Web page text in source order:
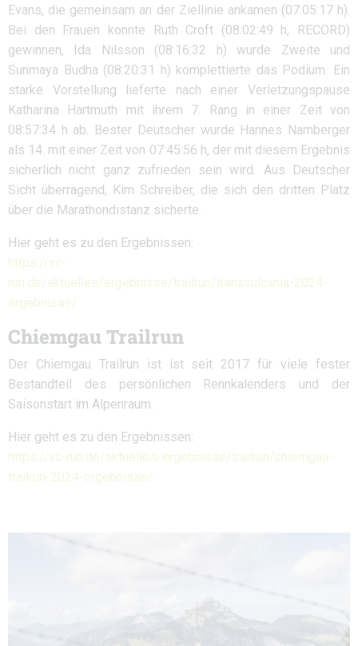
Evans, die gemeinsam an der Ziellinie ankamen (07:05:17 h).
Bei den Frauen konnte Ruth Croft (08:02:49 h, RECORD)
gewinnen, Ida Nilsson (08:16:32 h) wurde Zweite und
Sunmaya Budha (08:20:31 h) komplettierte das Podium. Ein
starke Vorstellung lieferte nach einer Verletzungspause
Katharina Hartmuth mit ihrem 7. Rang in einer Zeit von
08:57:34 h ab. Bester Deutscher wurde Hannes Namberger
als 14. mit einer Zeit von 07:45:56 h, der mit diesem Ergebnis
sicherlich nicht ganz zufrieden sein wird. Aus Deutscher
Sicht überragend, Kim Schreiber, die sich den dritten Platz
über die Marathondistanz sicherte.
Hier geht es zu den Ergebnissen:
https://xc-
run.de/aktuelles/ergebnisse/trailrun/transvulcania-2024-
ergebnisse/
Chiemgau Trailrun
Der Chiemgau Trailrun ist ist seit 2017 für viele fester
Bestandteil des persönlichen Rennkalenders und der
Saisonstart im Alpenraum.
Hier geht es zu den Ergebnissen:
https://xc-run.de/aktuelles/ergebnisse/trailrun/chiemgau-
trailrun-2024-ergebnisse/